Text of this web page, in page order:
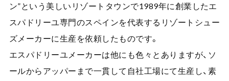
ン”という美しいリゾートタウンで1989年に創業したエ
スパドリーユ専門のスペインを代表するリゾートシュー
ズメーカーに生産を依頼したものです。
エスパドリーユメーカーは他にも色々とありますが、ソ
ールからアッパーまで一貫して自社工場にて生産し、素